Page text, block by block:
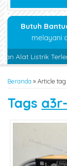
Butuh
melayani
Listrik
Beranda »Article
Tags